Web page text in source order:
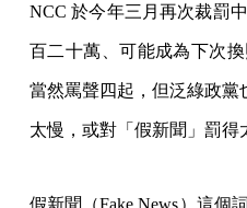
NCC 於今年三月再次裁罰
百二十萬、可能成為下次
當然罵聲四起，但泛綠政黨
太慢，或對「假新聞」罰得
假新聞（Fake News）這個